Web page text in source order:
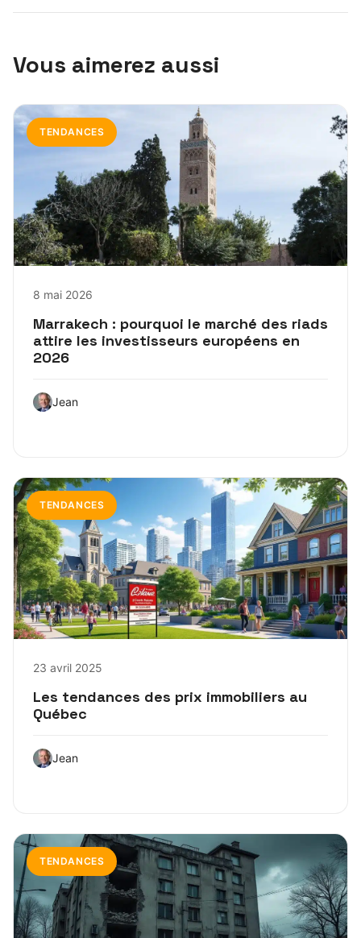
Vous aimerez aussi
TENDANCES
8 mai 2026
Marrakech : pourquoi le marché des riads
attire les investisseurs européens en
2026
Jean
TENDANCES
23 avril 2025
Les tendances des prix immobiliers au
Québec
Jean
TENDANCES